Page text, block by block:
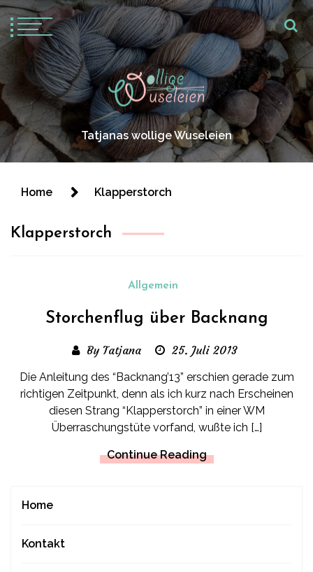
Tatjanas wollige Wuseleien
Home Klapperstorch
Klapperstorch
Allgemein
Storchenflug über Backnang
By Tatjana 25. Juli 2013
Die Anleitung des “Backnang’13” erschien gerade zum
richtigen Zeitpunkt, denn als ich kurz nach Erscheinen
diesen Strang “Klapperstorch” in einer WM
Überraschungstüte vorfand, wußte ich […]
Continue Reading
Home
Kontakt